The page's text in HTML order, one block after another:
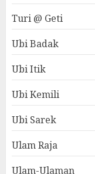
Turi @ Geti
Ubi Badak
Ubi Itik
Ubi Kemili
Ubi Sarek
Ulam Raja
Ulam-Ulaman